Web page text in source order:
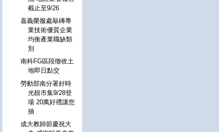
截止至9/26
嘉義榮服處敲磚專
業技術優質企業
均衡產業職缺類
別
南科FG區段徵收土
地即日點交
勞動部南分署好時
光靚市集9/28登
場 20萬好禮讓您
抽
成大教師節慶祝大